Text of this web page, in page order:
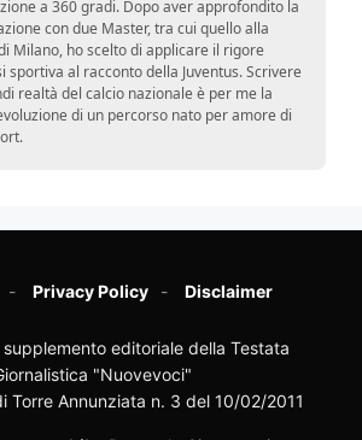
a 360 gradi. Dopo aver approfondito la
con due Master, tra cui quello alla
Milano, ho scelto di applicare il rigore
sportiva al racconto della Juventus. Scrivere
realtà del calcio nazionale è per me la
di un percorso nato per amore di
Privacy Policy Disclaimer
supplemento editoriale della Testata
"Nuovevoci"
Torre Annunziata n. 3 del 10/02/2011